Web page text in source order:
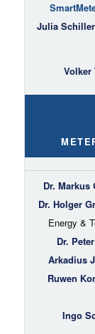
Julia Schiller
Volker
Dr. Markus
Dr. Holger
Energy &
Dr.
Arkadius
Ruwen
Ingo